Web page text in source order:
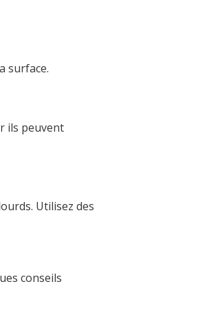
surface.
ils peuvent
Utilisez des
conseils